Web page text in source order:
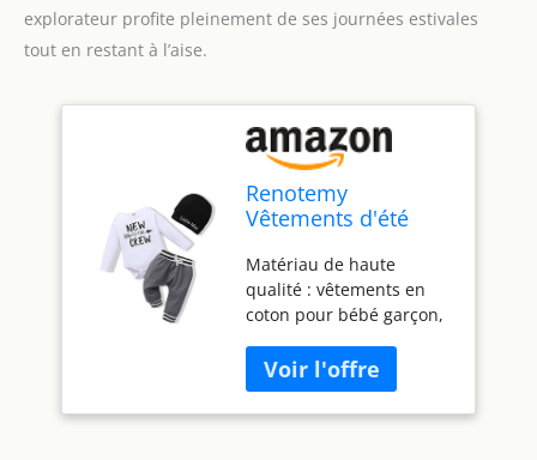
explorateur profite pleinement de ses journées estivales
tout en restant à l’aise.
Renotemy
Vêtements d'été
en coton avec t-shirt
à manches courtes
et short Dinosaures
Ensemble de
vêtements pour
garçon, Nouveau
dans l'équipage
Matériau de haute
qualité : vêtements en
coton pour bébé garçon,
élasticité, jolies tenues
de bébé garçon pour les
vêtements de jeu et la